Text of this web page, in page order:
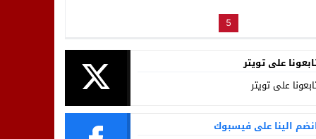
5
على تويتر
على تويتر
الينا على فيسبوك